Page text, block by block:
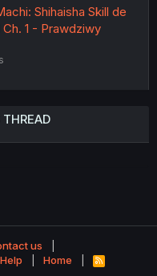
Shihaisha Skill de
1 - Prawdziwy
us
Help Home
R